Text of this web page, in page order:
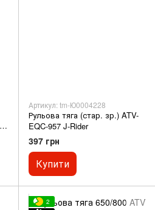
Артикул: tm-Ю0004228
Рульова тяга (стар. зр.) ATV-
EQC-957 J-Rider
397 грн
Купити
2